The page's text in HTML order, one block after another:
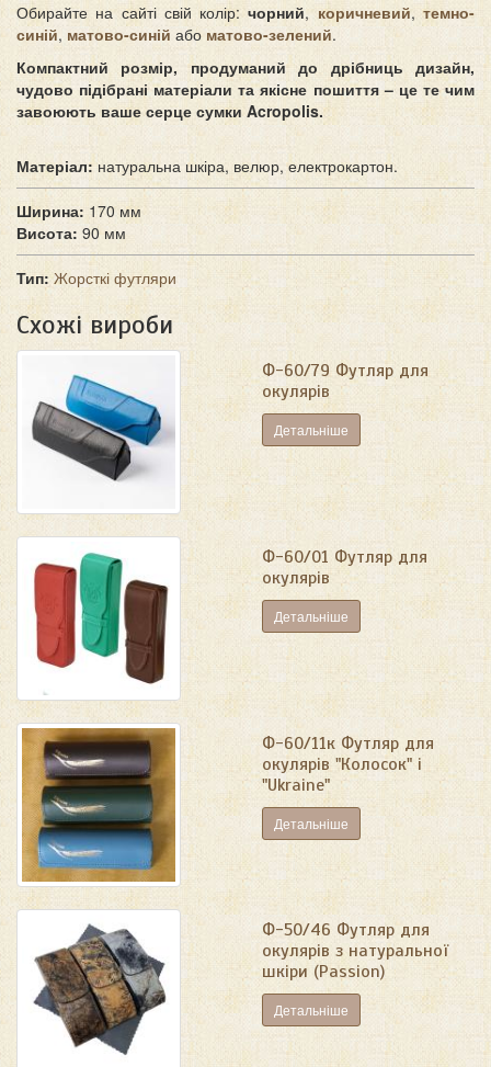
Обирайте на сайті свій колір:чорний, коричневий,темно-
синій, матово-синій або матово-зелений.
Компактний розмір, продуманий до дрібниць дизайн,
чудово підібрані матеріали та якісне пошиття – це те чим
завоюють ваше серце сумки Acropolis.
Матеріал:натуральна шкіра, велюр, електрокартон.
Ширина: 170 мм
Висота: 90 мм
Тип: Жорсткі футляри
Схожі вироби
Ф-60/79 Футляр для
окулярів
Детальніше
Ф-60/01 Футляр для
окулярів
Детальніше
Ф-60/11к Футляр для
окулярів "Колосок" і
"Ukraine"
Детальніше
Ф-50/46 Футляр для
окулярів з натуральної
шкіри (Passion)
Детальніше